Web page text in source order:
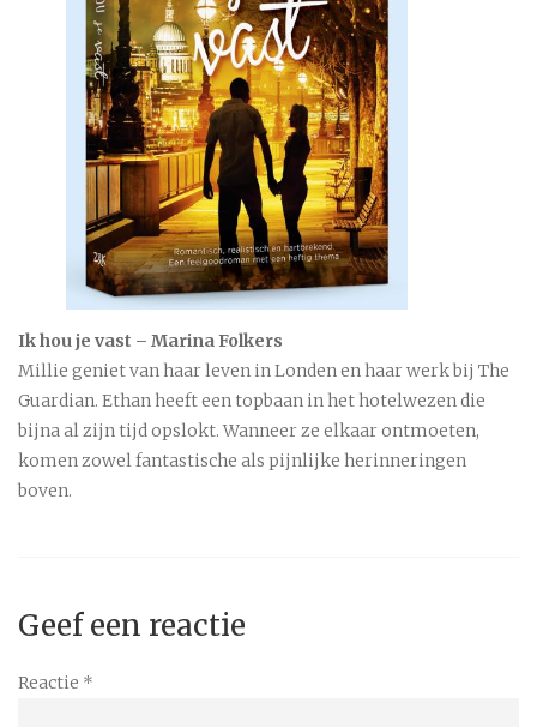
Ik hou je vast – Marina Folkers
Millie geniet van haar leven in Londen en haar werk bij The
Guardian. Ethan heeft een topbaan in het hotelwezen die
bijna al zijn tijd opslokt. Wanneer ze elkaar ontmoeten,
komen zowel fantastische als pijnlijke herinneringen
boven.
Geef een reactie
Reactie *